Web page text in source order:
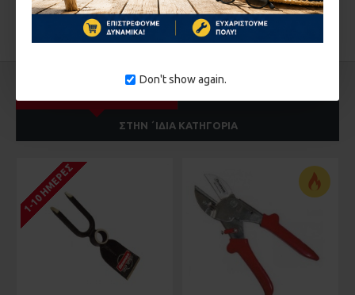
Don't show again.
ΣΥΝΈΧΕΙΑ
ΣΤΗΝ ΄ΙΔΙΑ ΚΑΤΗΓΟΡΊΑ
1-10 ΗΜΈΡΕΣ